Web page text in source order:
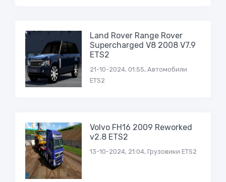
Land Rover Range Rover
Supercharged V8 2008 V7.9
ETS2
21-10-2024, 01:55, Автомобили
ETS2
Volvo FH16 2009 Reworked
v2.8 ETS2
13-10-2024, 21:04, Грузовики ETS2